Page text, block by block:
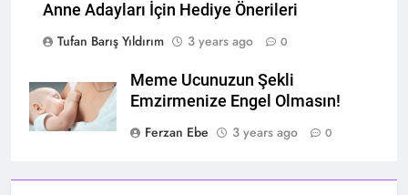
Anne Adayları İçin Hediye Önerileri
Tufan Barış Yıldırım
3 years ago 0
Meme Ucunuzun Şekli
Emzirmenize Engel Olmasın!
Ferzan Ebe
3 years ago 0